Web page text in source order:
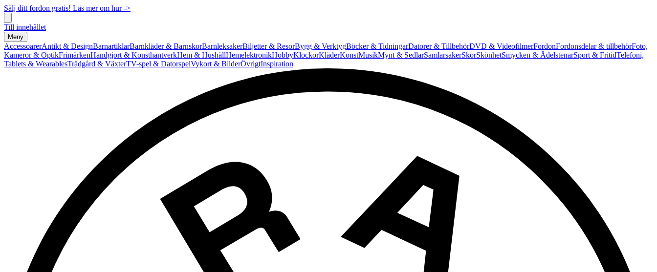
Sälj ditt fordon gratis! Läs mer om hur ->
Till innehållet
Meny
AccessoarerAntikt & DesignBarnartiklarBarnkläder & BarnskorBarnleksakerBiljetter & ResorBygg & VerktygBöcker & TidningarDatorer & TillbehörDVD & VideofilmerFordonFordonsdelar & tillbehörFoto,
Kameror & OptikFrimärkenHandgjort & KonsthantverkHem & HushållHemelektronikHobbyKlockorKläderKonstMusikMynt & SedlarSamlarsakerSkorSkönhetSmycken & ÄdelstenarSport & FritidTelefoni,
Tablets & WearablesTrädgård & VäxterTV-spel & DatorspelVykort & BilderÖvrigtInspiration